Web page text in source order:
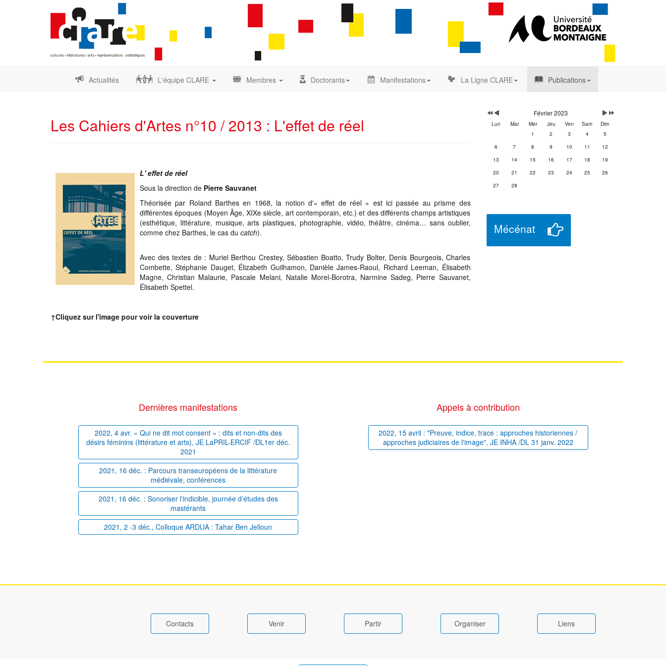
Actualités L'équipe CLARE Membres Doctorants Manifestations La Ligne CLARE Publications
Les Cahiers d'Artes n°10 / 2013 : L'effet de réel
L'effet de réel
Sous la direction de Pierre Sauvanet
Théorisée par Roland Barthes en 1968, la notion d'« effet de réel » est ici passée au prisme des
différentes époques (Moyen Âge, XIXe siècle, art contemporain, etc.) et des différents champs artistiques
(esthétique, littérature, musique, arts plastiques, photographie, vidéo, théâtre, cinéma… sans oublier,
comme chez Barthes, le cas du catch).
Avec des textes de : Muriel Berthou Crestey, Sébastien Boatto, Trudy Bolter, Denis Bourgeois, Charles
Combette, Stéphanie Dauget, Élizabeth Guilhamon, Danièle James-Raoul, Richard Leeman, Élisabeth
Magne, Christian Malaurie, Pascale Melani, Natalie Morel-Borotra, Narmine Sadeg, Pierre Sauvanet,
Élisabeth Spettel.
↑Cliquez sur l'image pour voir la couverture
Février 2023
Lun Mar Mer Jeu Ven Sam
Dim
1
2 3 4
5
6
7 8 9 10 11
12
13
14 15 16 17 18
19
20
21 22 23 24 25
26
27
28
Mécénat
Dernières manifestations
2022, 4 avr. « Qui ne dit mot consent » : dits et non-dits des
désirs féminins (littérature et arts), JE LaPRIL-ERCIF /DL1er déc.
2021
2021, 16 déc. : Parcours transeuropéens de la littérature
médiévale, conférences
2021, 16 déc. : Sonoriser l'indicible, journée d’études des
mastérants
2021, 2 -3 déc., Colloque ARDUA : Tahar Ben Jelloun
Appels à contribution
2022, 15 avril : "Preuve, indice, trace : approches historiennes /
approches judiciaires de l'image", JE INHA /DL 31 janv. 2022
Contacts Venir Partir Organiser Liens